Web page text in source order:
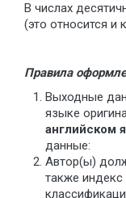
В числах
(это относится и
Правила
Выходные
языке
английском
данные:
Автор(ы)
также индекс